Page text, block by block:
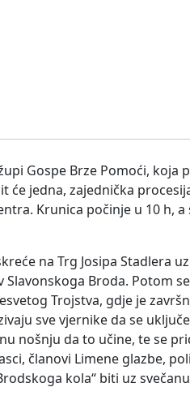
Gospe Brze Pomoći, koja
će jedna, zajednička
Krunica počinje u 10 h, a
na Trg Josipa Stadlera
Broda. Potom
Trojstva, gdje je
sve vjernike da se
nošnju da to učine, te se
članovi Limene glazbe,
kola“ biti uz